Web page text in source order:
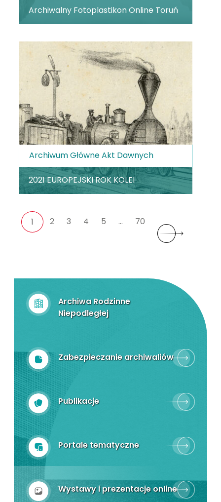
Archiwa Rodzinne
Niepodległej
Zabezpieczanie archiwaliów
Publikacje
Portale tematyczne
Wystawy i prezentacje online
Archiwalny Fotoplastikon Online Toruń
Archiwum Główne Akt Dawnych
2021 EUROPEJSKI ROK KOLEI
1 2 3 4 5 … 70